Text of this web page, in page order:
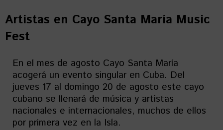
Artistas en Cayo Santa María Music
Fest
En el mes de agosto Cayo Santa María
acogerá un evento singular en Cuba. Del
jueves 17 al domingo 20 de agosto este cayo
cubano se llenará de música y artistas
nacionales e internacionales, muchos de ellos
por primera vez en la Isla.